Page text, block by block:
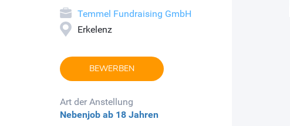
Temmel Fundraising GmbH
Erkelenz
BEWERBEN
Art der Anstellung
Nebenjob ab 18 Jahren